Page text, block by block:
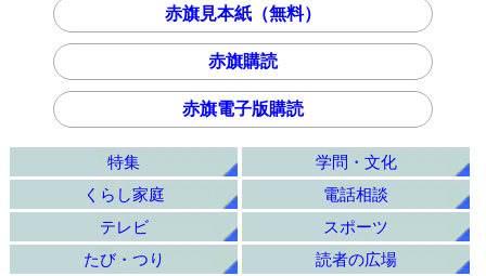
赤旗見本紙（無料）
赤旗購読
赤旗電子版購読
特集
学問・文化
くらし家庭
電話相談
テレビ
スポーツ
たび・つり
読者の広場